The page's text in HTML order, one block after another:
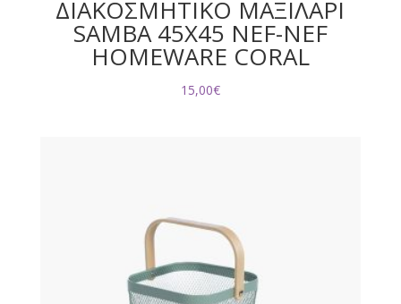
ΔΙΑΚΟΣΜΗΤΙΚΟ ΜΑΞΙΛΑΡΙ
SAMBA 45Χ45 NEF-NEF
HOMEWARE CORAL
15,00€